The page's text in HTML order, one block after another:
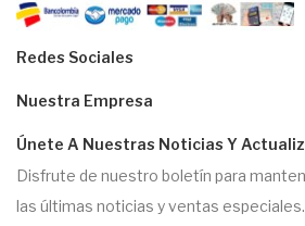
Redes Sociales
Nuestra Empresa
Únete A Nuestras Noticias Y
Disfrute de nuestro boletín para
las últimas noticias y ventas